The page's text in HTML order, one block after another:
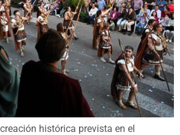
histórica prevista en el